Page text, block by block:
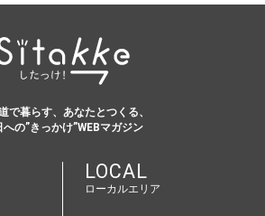
で暮らす、あなたとつくる、
への”きっかけ”WEBマガジン
LOCAL
ローカルエリア